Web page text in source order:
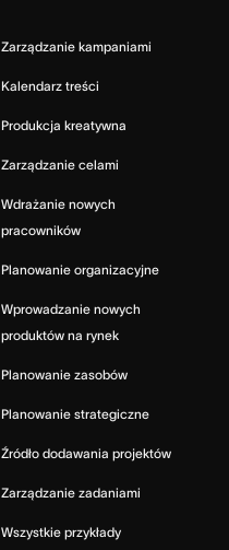
Zarządzanie kampaniami
Kalendarz treści
Produkcja kreatywna
Zarządzanie celami
Wdrażanie nowych
pracowników
Planowanie organizacyjne
Wprowadzanie nowych
produktów na rynek
Planowanie zasobów
Planowanie strategiczne
Źródło dodawania projektów
Zarządzanie zadaniami
Wszystkie przykłady